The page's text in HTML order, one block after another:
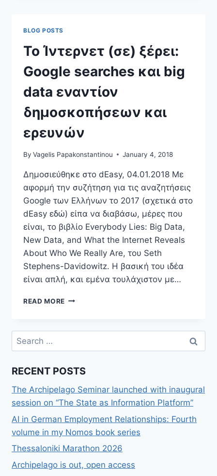
BLOG POSTS
To Ίντερνετ (σε) ξέρει:
Google searches και big
data εναντίον
δημοσκοπήσεων και
ερευνών
By Vagelis Papakonstantinou January 4, 2018
Δημοσιεύθηκε στο dEasy, 04.01.2018 Με
αφορμή την συζήτηση για τις αναζητήσεις
Google των Ελλήνων το 2017 (σχετικά στο
dEasy εδώ) είπα να διαβάσω, μέρες που
είναι, το βιβλίο Everybody Lies: Big Data,
New Data, and What the Internet Reveals
About Who We Really Are, του Seth
Stephens-Davidowitz. Η βασική του ιδέα
είναι απλή, και εμένα τουλάχιστον με…
READ MORE TO
ΞΈΡΕΙ:
SEARCHES
BIG
ΕΝΑΝΤΊΟΝ
ΔΗΜΟΣΚΟΠΉΣΕΩΝ
ΕΡΕΥΝΏΝ
Search
for:
RECENT POSTS
The Archipelago Seminar launched with inaugural
session on “The State as Information Platform”
AI in German Employment Relationships: Fourth
volume in my Nomos book series
Thessaloniki Marathon 2026
Archipelago is out, open access